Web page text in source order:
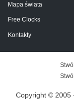
Mapa świata
Free Clocks
Kontakty
Copyright © 2005